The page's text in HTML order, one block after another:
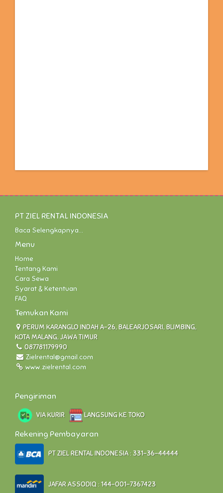
PT ZIEL RENTAL INDONESIA
Baca Selengkapnya...
Menu
Home
Tentang Kami
Cara Sewa
Syarat & Ketentuan
FAQ
Temukan Kami
PERUM KARANGLO INDAH A-26, BALEARJOSARI, BLIMBING,
KOTA MALANG, JAWA TIMUR
087781179990
Zielrental@gmail.com
www.zielrental.com
Pengiriman
VIA KURIR LANGSUNG KE TOKO
Rekening Pembayaran
PT ZIEL RENTAL INDONESIA : 331-36-44444
JAFAR ASSODIQ : 144-001-7367423